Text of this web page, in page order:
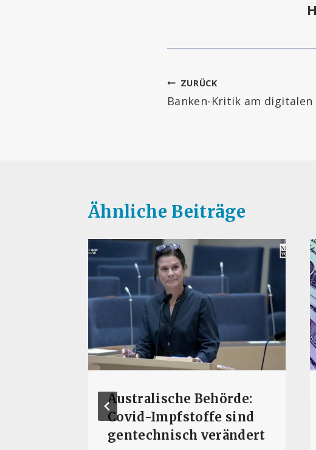
ZURÜCK
Banken-Kritik am digitalen
Ähnliche Beiträge
Australische Behörde:
Covid-Impfstoffe sind
gentechnisch verändert